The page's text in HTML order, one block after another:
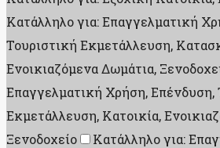
Κατάλληλο για: Επαγγελματική
Τουριστική Εκμετάλλευση,
Ενοικιαζόμενα Δωμάτια,
Επαγγελματική Χρήση, Επένδυση,
Εκμετάλλευση, Κατοικία,
Ξενοδοχείο
Κατάλληλο για: